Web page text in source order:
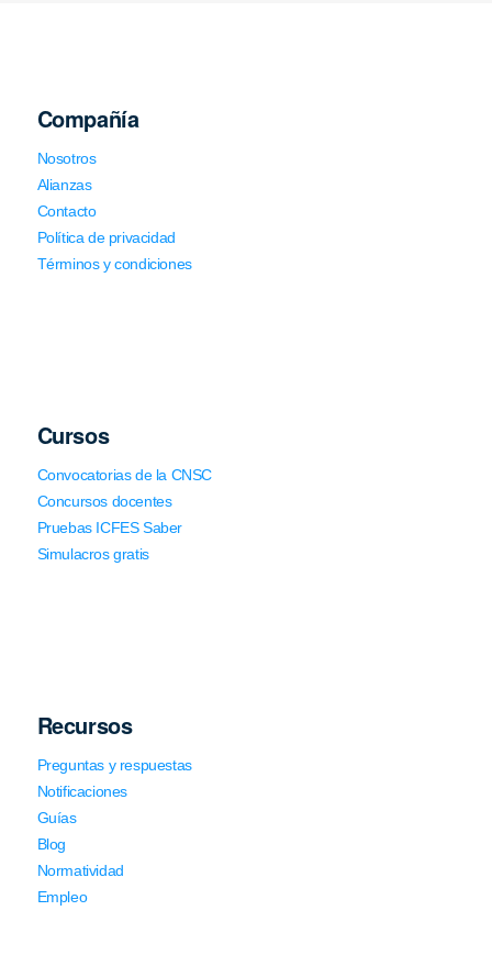
Compañía
Nosotros
Alianzas
Contacto
Política de privacidad
Términos y condiciones
Cursos
Convocatorias de la CNSC
Concursos docentes
Pruebas ICFES Saber
Simulacros gratis
Recursos
Preguntas y respuestas
Notificaciones
Guías
Blog
Normatividad
Empleo